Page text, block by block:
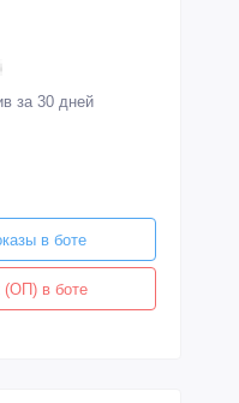
за 30 дней
в боте
(ОП) в боте